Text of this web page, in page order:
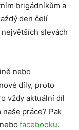
brigádníkům a
den čelí
slevách
nebo
díly, proto
vždy aktuální díl
práce? Pak
nebo facebooku.